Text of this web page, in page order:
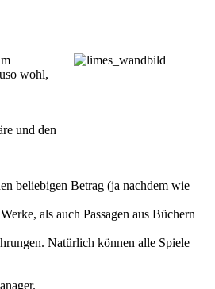
wohl,
und den
beliebigen Betrag (ja nachdem wie
als auch Passagen aus Büchern
Natürlich können alle Spiele